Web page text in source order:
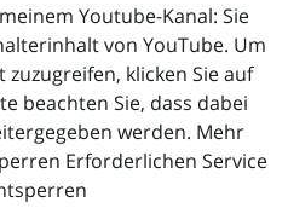
Youtube-Kanal: Sie
von YouTube. Um
klicken Sie auf
beachten Sie, dass dabei
werden. Mehr
Erforderlichen Service